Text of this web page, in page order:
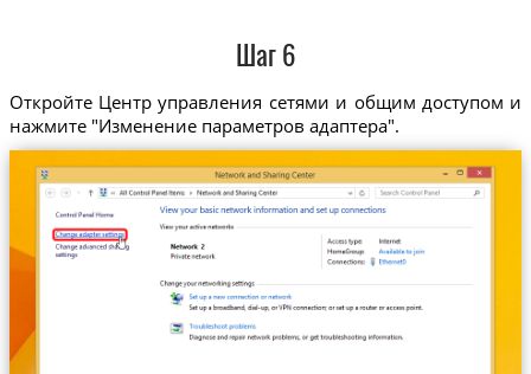
Шаг 6
Откройте Центр управления сетями и общим доступом и
нажмите "Изменение параметров адаптера".